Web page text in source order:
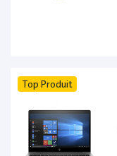
Top Produit